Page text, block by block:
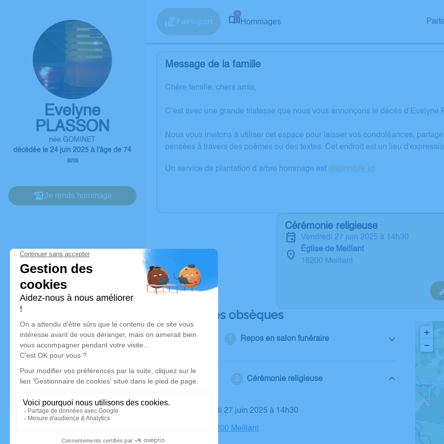
Evelyne
PLASSON
née GOMINET
décédée le 24 juin 2025 à l'âge de 74
ans
Je rends hommage
Faire-part
4
Hommages
Message de la famille
Chère famille, chers amis,
C’est avec une grande tristesse que nous vous annonçons le décès
Nous vous invitons à utiliser cet espace pour laisser vos condoléances,
pensées à travers des poèmes ou des textes. Cet endroit est un lieu
Un service de plantation d’arbre hommage est disponible ici .
Cérémonie religieuse
vendredi 27 juin 2025 à 14h30
Église de Meillant
18200 Meillant
Déroulé des obsèques
Repos en salon funéraire
Cérémonie religieuse
Le vendredi 27 juin 2025 à 14h30
Église, 18200 Meillant
+
−